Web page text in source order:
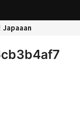
Japaaan